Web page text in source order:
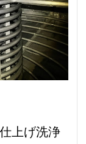
上げ洗浄